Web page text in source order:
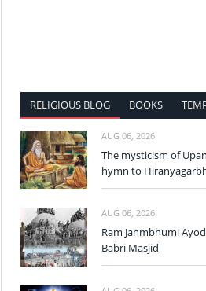
RELIGIOUS BLOG BOOKS
AUG 06, 2026
The mysticism of
hymn to
AUG 06, 2026
Ram Janmbhumi
Babri Masjid